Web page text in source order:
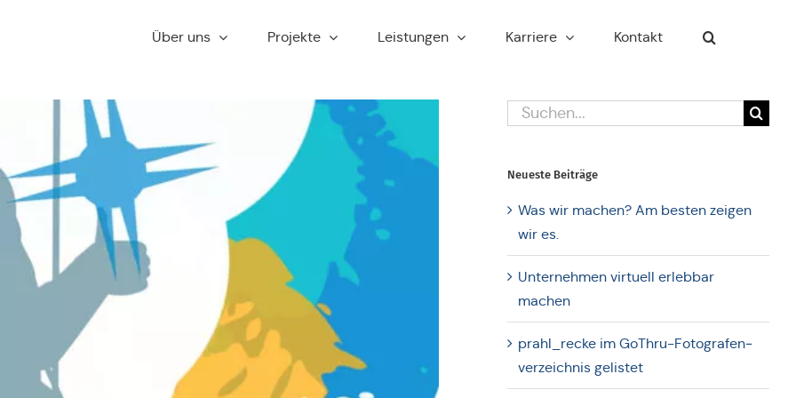
Über uns Pro­jek­te Leis­tun­gen Kar­rie­re Kontakt
Suche
Neueste Bei­trä­ge
Was wir machen? Am besten zeigen
wir es.
Unter­neh­men vir­tu­ell erleb­bar
machen
prahl_recke im GoThru-Foto­gra­fen­
ver­zeich­nis gelistet